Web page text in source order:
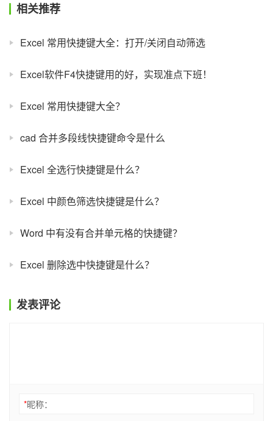
相关推荐
Excel 常用快捷键大全：打开/关闭自动筛选
Excel软件F4快捷键用的好，实现准点下班！
Excel 常用快捷键大全？
cad 合并多段线快捷键命令是什么
Excel 全选行快捷键是什么？
Excel 中颜色筛选快捷键是什么？
Word 中有没有合并单元格的快捷键？
Excel 删除选中快捷键是什么？
发表评论
*昵称：